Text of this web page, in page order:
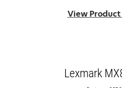
View
Lexmark